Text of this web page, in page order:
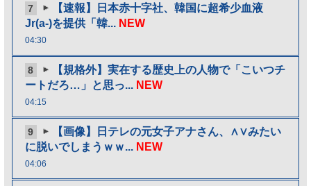
7
【速報】日本赤十字社、韓国に超希少血液
Jr(a-)を提供「韓... NEW
04:30
8
【規格外】実在する歴史上の人物で「こいつチ
ートだろ…」と思っ... NEW
04:15
9
【画像】日テレの元女子アナさん、∧∨みたい
に脱いでしまうｗｗ... NEW
04:06